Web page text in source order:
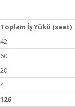
Toplam İş Yükü (saat)
42
60
20
4
126